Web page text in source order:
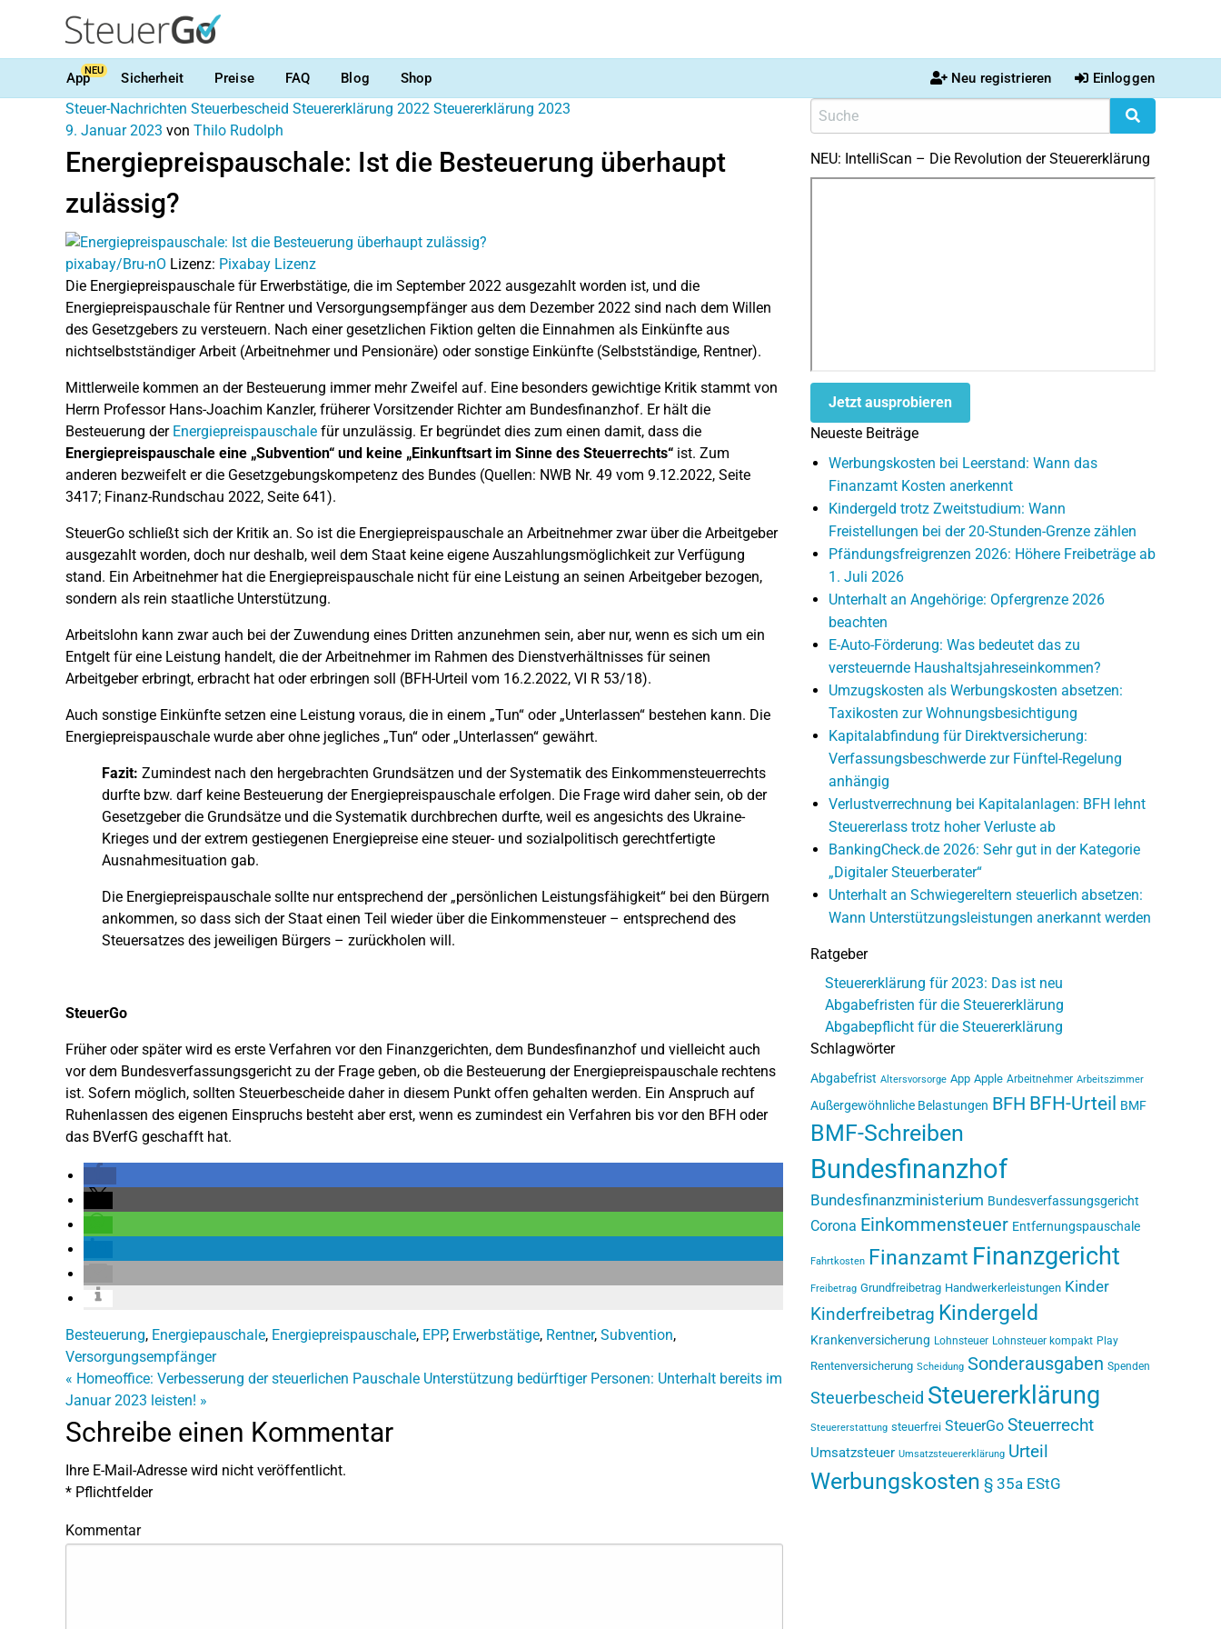
AppNEU Sicherheit Preise FAQ Blog Shop Neu registrieren Einloggen
Steuer-Nachrichten Steuerbescheid Steuererklärung 2022 Steuererklärung 2023
9. Januar 2023 von Thilo Rudolph
Energiepreispauschale: Ist die Besteuerung überhaupt
zulässig?
pixabay/Bru-nO Lizenz: Pixabay Lizenz
Die Energiepreispauschale für Erwerbstätige, die im September 2022 ausgezahlt worden ist, und die
Energiepreispauschale für Rentner und Versorgungsempfänger aus dem Dezember 2022 sind nach dem Willen
des Gesetzgebers zu versteuern. Nach einer gesetzlichen Fiktion gelten die Einnahmen als Einkünfte aus
nichtselbstständiger Arbeit (Arbeitnehmer und Pensionäre) oder sonstige Einkünfte (Selbstständige, Rentner).
Mittlerweile kommen an der Besteuerung immer mehr Zweifel auf. Eine besonders gewichtige Kritik stammt von
Herrn Professor Hans-Joachim Kanzler, früherer Vorsitzender Richter am Bundesfinanzhof. Er hält die
Besteuerung der Energiepreispauschale für unzulässig. Er begründet dies zum einen damit, dass die
Energiepreispauschale eine „Subvention“ und keine „Einkunftsart im Sinne des Steuerrechts“ ist. Zum
anderen bezweifelt er die Gesetzgebungskompetenz des Bundes (Quellen: NWB Nr. 49 vom 9.12.2022, Seite
3417; Finanz-Rundschau 2022, Seite 641).
SteuerGo schließt sich der Kritik an. So ist die Energiepreispauschale an Arbeitnehmer zwar über die Arbeitgeber
ausgezahlt worden, doch nur deshalb, weil dem Staat keine eigene Auszahlungsmöglichkeit zur Verfügung
stand. Ein Arbeitnehmer hat die Energiepreispauschale nicht für eine Leistung an seinen Arbeitgeber bezogen,
sondern als rein staatliche Unterstützung.
Arbeitslohn kann zwar auch bei der Zuwendung eines Dritten anzunehmen sein, aber nur, wenn es sich um ein
Entgelt für eine Leistung handelt, die der Arbeitnehmer im Rahmen des Dienstverhältnisses für seinen
Arbeitgeber erbringt, erbracht hat oder erbringen soll (BFH-Urteil vom 16.2.2022, VI R 53/18).
Auch sonstige Einkünfte setzen eine Leistung voraus, die in einem „Tun“ oder „Unterlassen“ bestehen kann. Die
Energiepreispauschale wurde aber ohne jegliches „Tun“ oder „Unterlassen“ gewährt.
Fazit: Zumindest nach den hergebrachten Grundsätzen und der Systematik des Einkommensteuerrechts
durfte bzw. darf keine Besteuerung der Energiepreispauschale erfolgen. Die Frage wird daher sein, ob der
Gesetzgeber die Grundsätze und die Systematik durchbrechen durfte, weil es angesichts des Ukraine-
Krieges und der extrem gestiegenen Energiepreise eine steuer- und sozialpolitisch gerechtfertigte
Ausnahmesituation gab.
Die Energiepreispauschale sollte nur entsprechend der „persönlichen Leistungsfähigkeit“ bei den Bürgern
ankommen, so dass sich der Staat einen Teil wieder über die Einkommensteuer – entsprechend des
Steuersatzes des jeweiligen Bürgers – zurückholen will.
SteuerGo
Früher oder später wird es erste Verfahren vor den Finanzgerichten, dem Bundesfinanzhof und vielleicht auch
vor dem Bundesverfassungsgericht zu der Frage geben, ob die Besteuerung der Energiepreispauschale rechtens
ist. Sofern möglich, sollten Steuerbescheide daher in diesem Punkt offen gehalten werden. Ein Anspruch auf
Ruhenlassen des eigenen Einspruchs besteht aber erst, wenn es zumindest ein Verfahren bis vor den BFH oder
das BVerfG geschafft hat.
Besteuerung, Energiepauschale, Energiepreispauschale, EPP, Erwerbstätige, Rentner, Subvention,
Versorgungsempfänger
« Homeoffice: Verbesserung der steuerlichen Pauschale Unterstützung bedürftiger Personen: Unterhalt bereits im
Januar 2023 leisten! »
Schreibe einen Kommentar
Ihre E-Mail-Adresse wird nicht veröffentlicht.
* Pflichtfelder
Kommentar
NEU: IntelliScan – Die Revolution der Steuererklärung
Jetzt ausprobieren
Neueste Beiträge
Werbungskosten bei Leerstand: Wann das
Finanzamt Kosten anerkennt
Kindergeld trotz Zweitstudium: Wann
Freistellungen bei der 20-Stunden-Grenze zählen
Pfändungsfreigrenzen 2026: Höhere Freibeträge ab
1. Juli 2026
Unterhalt an Angehörige: Opfergrenze 2026
beachten
E-Auto-Förderung: Was bedeutet das zu
versteuernde Haushaltsjahreseinkommen?
Umzugskosten als Werbungskosten absetzen:
Taxikosten zur Wohnungsbesichtigung
Kapitalabfindung für Direktversicherung:
Verfassungsbeschwerde zur Fünftel-Regelung
anhängig
Verlustverrechnung bei Kapitalanlagen: BFH lehnt
Steuererlass trotz hoher Verluste ab
BankingCheck.de 2026: Sehr gut in der Kategorie
„Digitaler Steuerberater“
Unterhalt an Schwiegereltern steuerlich absetzen:
Wann Unterstützungsleistungen anerkannt werden
Ratgeber
Steuererklärung für 2023: Das ist neu
Abgabefristen für die Steuererklärung
Abgabepflicht für die Steuererklärung
Schlagwörter
Abgabefrist Altersvorsorge App Apple Arbeitnehmer Arbeitszimmer
Außergewöhnliche Belastungen BFH BFH-Urteil BMF
BMF-Schreiben
Bundesfinanzhof
Bundesfinanzministerium Bundesverfassungsgericht
Corona Einkommensteuer Entfernungspauschale
Fahrtkosten Finanzamt Finanzgericht
Freibetrag Grundfreibetrag Handwerkerleistungen Kinder
Kinderfreibetrag Kindergeld
Krankenversicherung Lohnsteuer Lohnsteuer kompakt Play
Rentenversicherung Scheidung Sonderausgaben Spenden
Steuerbescheid Steuererklärung
Steuererstattung steuerfrei SteuerGo Steuerrecht
Umsatzsteuer Umsatzsteuererklärung Urteil
Werbungskosten § 35a EStG